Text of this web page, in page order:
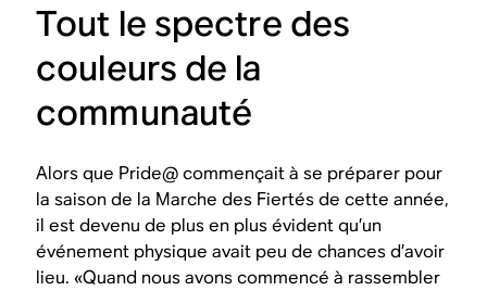
Tout le spectre des
couleurs de la
communauté
Alors que Pride@ commençait à se préparer pour
la saison de la Marche des Fiertés de cette année,
il est devenu de plus en plus évident qu’un
événement physique avait peu de chances d’avoir
lieu. «Quand nous avons commencé à rassembler